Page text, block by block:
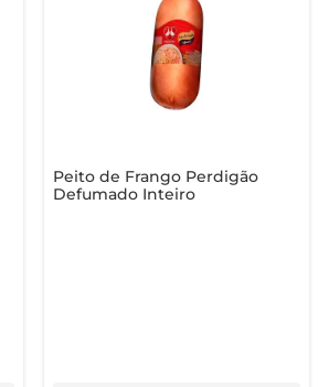
Peito de Frango Perdigão
Defumado Inteiro